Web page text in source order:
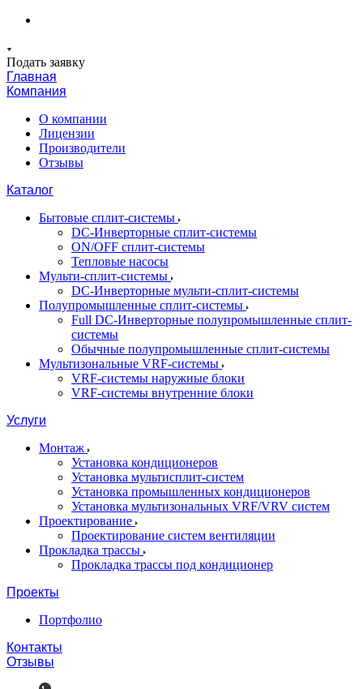
Подать заявку
Главная
Компания
О компании
Лицензии
Производители
Отзывы
Каталог
Бытовые сплит-системы
DC-Инверторные сплит-системы
ON/OFF сплит-системы
Тепловые насосы
Мульти-сплит-системы
DC-Инверторные мульти-сплит-системы
Полупромышленные сплит-системы
Full DC-Инверторные полупромышленные сплит-
системы
Обычные полупромышленные сплит-системы
Мультизональные VRF-системы
VRF-системы наружные блоки
VRF-системы внутренние блоки
Услуги
Монтаж
Установка кондиционеров
Установка мультисплит-систем
Установка промышленных кондиционеров
Установка мультизональных VRF/VRV систем
Проектирование
Проектирование систем вентиляции
Прокладка трассы
Прокладка трассы под кондиционер
Проекты
Портфолио
Контакты
Отзывы